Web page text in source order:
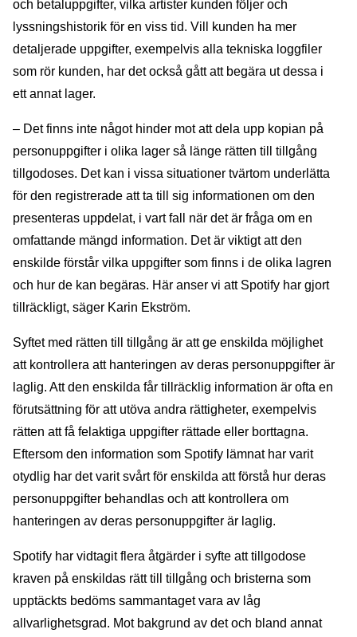
och betaluppgifter, vilka artister kunden följer och
lyssningshistorik för en viss tid. Vill kunden ha mer
detaljerade uppgifter, exempelvis alla tekniska loggfiler
som rör kunden, har det också gått att begära ut dessa i
ett annat lager.
– Det finns inte något hinder mot att dela upp kopian på
personuppgifter i olika lager så länge rätten till tillgång
tillgodoses. Det kan i vissa situationer tvärtom underlätta
för den registrerade att ta till sig informationen om den
presenteras uppdelat, i vart fall när det är fråga om en
omfattande mängd information. Det är viktigt att den
enskilde förstår vilka uppgifter som finns i de olika lagren
och hur de kan begäras. Här anser vi att Spotify har gjort
tillräckligt, säger Karin Ekström.
Syftet med rätten till tillgång är att ge enskilda möjlighet
att kontrollera att hanteringen av deras personuppgifter är
laglig. Att den enskilda får tillräcklig information är ofta en
förutsättning för att utöva andra rättigheter, exempelvis
rätten att få felaktiga uppgifter rättade eller borttagna.
Eftersom den information som Spotify lämnat har varit
otydlig har det varit svårt för enskilda att förstå hur deras
personuppgifter behandlas och att kontrollera om
hanteringen av deras personuppgifter är laglig.
Spotify har vidtagit flera åtgärder i syfte att tillgodose
kraven på enskildas rätt till tillgång och bristerna som
upptäckts bedöms sammantaget vara av låg
allvarlighetsgrad. Mot bakgrund av det och bland annat